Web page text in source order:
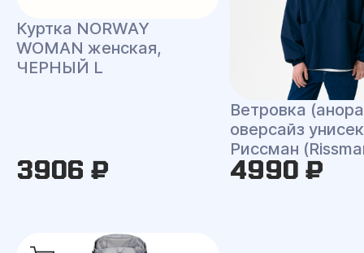
Куртка NORWAY
WOMAN женская,
ЧЕРНЫЙ L
3906 ₽
Ветровка
оверсайз
Риссман
4990 ₽